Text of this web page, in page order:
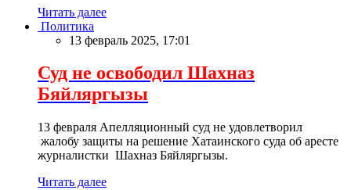
Читать далее
Политика
13 февраль 2025, 17:01
Суд не освободил Шахназ
Бяйляргызы
13 февраля Апелляционный суд не удовлетворил
жалобу защиты на решение Хатаинского суда об аресте
журналистки Шахназ Бяйляргызы.
Читать далее